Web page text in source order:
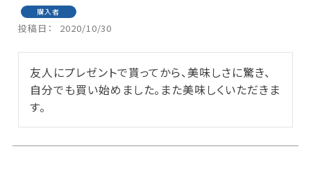
購入者
投稿日 2020/10/30
友人にプレゼントで貰ってから、美味しさに驚き、
自分でも買い始めました。また美味しくいただきま
す。